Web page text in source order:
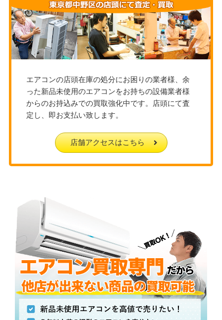
エアコンの店頭在庫の処分にお困りの業者様、余
った新品未使用のエアコンをお持ちの設備業者様
からのお持込みでの買取強化中です。店頭にて査
定し、即お支払い致します。
店舗アクセスはこちら